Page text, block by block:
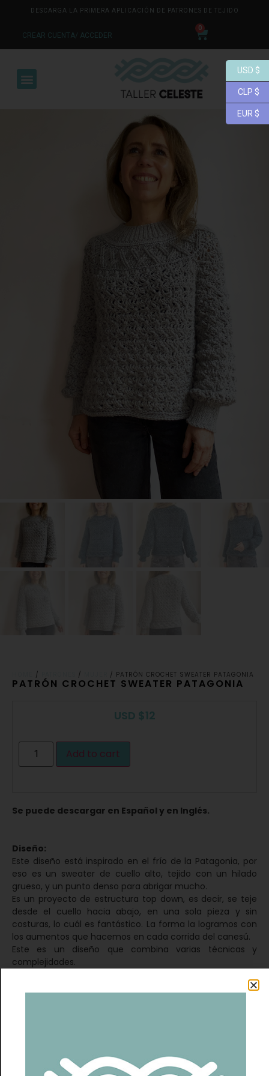
DESCARGA LA PRIMERA APLICACIÓN DE PATRONES DE TEJIDO
CREAR CUENTA/ ACCEDER
0
/ / / PATRÓN CROCHET SWEATER PATAGONIA
PATRÓN CROCHET SWEATER PATAGONIA
USD $12
Add to cart
Se puede descargar en Español y en Inglés.
Diseño:
Este diseño está inspirado en el frío de la Patagonia, por
eso es un sweater de cuello alto, tejido con un hilado
grueso, y un punto denso para abrigar mucho.
Es un proyecto de estructura top down, es decir, se teje
desde el cuello hacia abajo, en una sola pieza y sin
costuras, lo cuál es fantástico. La forma la logramos con
los aumentos que hacemos en cada corrida del canesú.
Este es un diseño que combina varias técnicas y
complejidades.
canesú raglan para poder combinar puntos y formas
Vas a poder elegir el largo y la terminación del cuerpo
USD $
CLP $
EUR $